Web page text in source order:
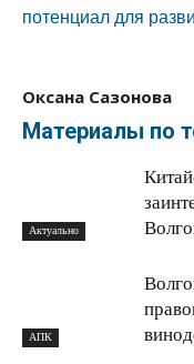
потенциал для
Оксана Сазонова
Материалы по
Актуально
АПК